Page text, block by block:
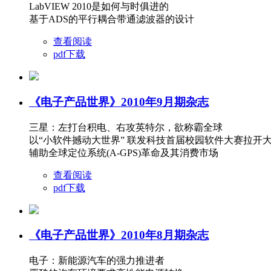
LabVIEW 2010是如何与时俱进的
基于ADS的平行耦合带通滤波器的设计
查看阅读
pdf下载
《电子产品世界》2010年9月期杂志
三星：左打台积电、右攻英特尔，欲称霸全球
以“小软件撼动大世界” 联发科技首届校园软件大赛拉开
辅助全球定位系统(A-GPS)革命及其消费市场
查看阅读
pdf下载
《电子产品世界》2010年8月期杂志
电子：新能源汽车的强力推进者